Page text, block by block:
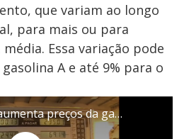
que variam ao longo
para mais ou para
Essa variação pode
A e até 9% para o